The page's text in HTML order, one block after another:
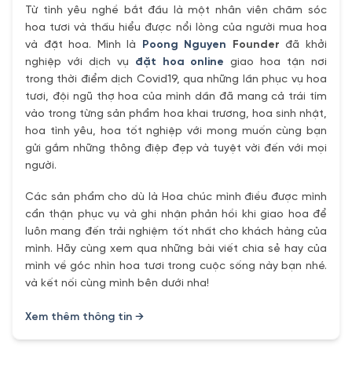
Từ tình yêu nghề bắt đầu là một nhân viên chăm sóc
hoa tươi và thấu hiểu được nổi lòng của người mua hoa
và đặt hoa. Mình là
Poong Nguyen Founder đã khởi
nghiệp với dịch vụ đặt hoa online giao hoa tận nơi
trong thời điểm dịch Covid19, qua những lần phục vụ hoa
tươi, đội ngũ thợ hoa của mình dần đã mang cả trái tím
vào trong từng sản phẩm hoa khai trương, hoa sinh nhật,
hoa tình yêu, hoa tốt nghiệp với mong muốn cùng bạn
gửi gắm những thông điệp đẹp và tuyệt vời đến với mọi
người.
Các sản phẩm cho dù là Hoa chúc mình điều được mình
cẩn thận phục vụ và ghi nhận phản hồi khi giao hoa để
luôn mang đến trải nghiệm tốt nhất cho khách hàng của
mình. Hãy cùng xem qua những bài viết chia sẻ hay của
mình về góc nhìn hoa tươi trong cuộc sống này bạn nhé.
và kết nối cùng mình bên dưới nha!
Xem thêm thông tin →